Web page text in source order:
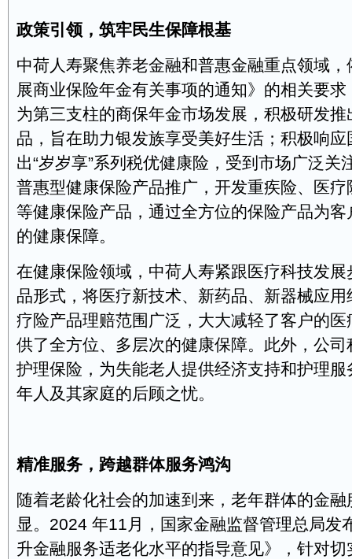
政策引领，筑牢民生保障根基
中荷人寿聚焦养老金融和普惠金融重点领域
展商业保险年金有关事项的通知》的相关要
为第三支柱的商保年金市场发展，积极研发
品，旨在助力银发族享受美好生活；积极响
出“岁岁享”系列税优健康险，受到市场广泛关
普惠型健康保险产品推广，开发重疾险、医
等健康保险产品，通过全方位的保险产品为
的健康保障。
在健康保险领域，中荷人寿紧跟医疗科技发
品形式，将医疗新技术、新药品、新器械应
疗险产品理赔范围广泛，大大减轻了客户的
供了全方位、多层次的健康保障。此外，公
护理保险，为失能老人提供经济支持和护理
年人及其家庭的后顾之忧。
精准服务，跨越群体服务鸿沟
随着老龄化社会的加速到来，老年群体的金
显。2024 年11月，国家金融监督管理总局发
升金融服务适老化水平的指导意见》，针对